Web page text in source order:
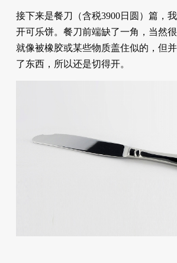
接下来是餐刀（含税3900日圆）篇，
开可乐饼。餐刀前端缺了一角，当然
就像被橡胶或某些物质盖住似的，但
了东西，所以还是切得开。